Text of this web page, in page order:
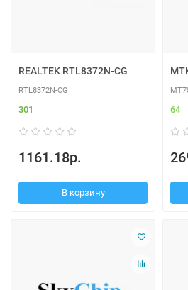
REALTEK RTL8372N-CG
RTL8372N-CG
301
1161.18р.
В корзину
64